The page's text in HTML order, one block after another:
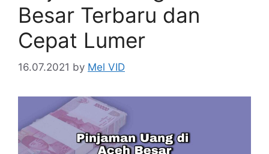
Besar Terbaru dan
Cepat Lumer
16.07.2021 by Mel VID